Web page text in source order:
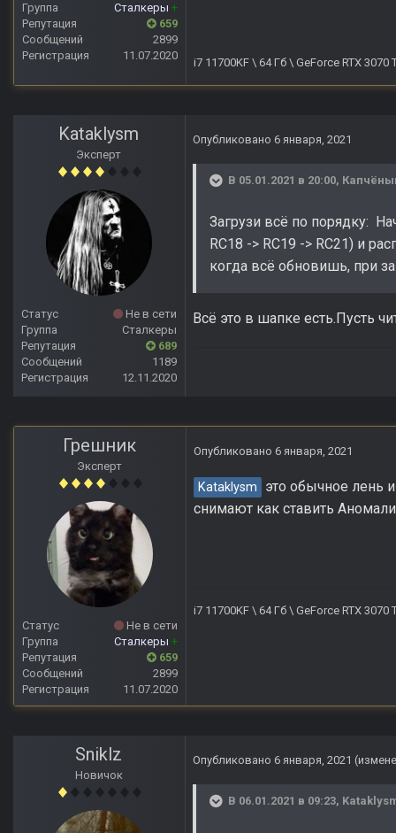
Группа
Сталкеры +
Репутация
659
Сообщений
2899
Регистрация
11.07.2020
i7 11700KF \ 64 Гб \ GeForce RTX
Kataklysm
Эксперт
Статус
Не в сети
Группа
Сталкеры
Репутация
689
Сообщений
1189
Регистрация
12.11.2020
Опубликовано 6 января, 2021
В 05.01.2021 в 20:00,
Загрузи всё по порядку:
RC18 -> RC19 -> RC21) и
когда всё обновишь, при
Всё это в шапке есть.Пусть
Грешник
Эксперт
Статус
Не в сети
Группа
Сталкеры +
Репутация
659
Сообщений
2899
Регистрация
11.07.2020
Опубликовано 6 января, 2021
Kataklysm
это обычное лень
снимают как ставить
i7 11700KF \ 64 Гб \ GeForce RTX
Sniklz
Новичок
Опубликовано 6 января, 2021
В 06.01.2021 в 09:23,